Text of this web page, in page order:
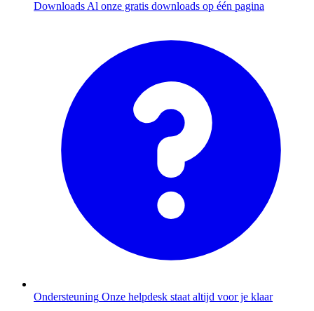
Downloads Al onze gratis downloads op één pagina
Ondersteuning Onze helpdesk staat altijd voor je klaar